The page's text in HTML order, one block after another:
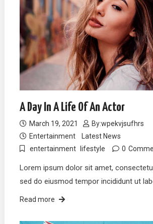
A Day In A Life Of An Actor
March 19, 2021 By:wpekvjsufhrs
Entertainment
Latest News
entertainment lifestyle 0
Lorem ipsum dolor sit amet,
sed do eiusmod tempor incididunt ut
Read more